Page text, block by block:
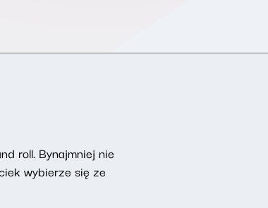
roll. Bynajmniej nie
wybierze się ze